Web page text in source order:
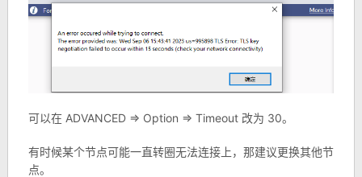
可以在 ADVANCED => Option => Timeout 改为 30。
有时候某个节点可能一直转圈无法连接上，那建议更换其他节
点。